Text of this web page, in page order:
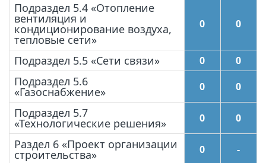
Подраздел 5.4 «Отопление
вентиляция и
кондиционирование воздуха,
тепловые сети»
0 0
Подраздел 5.5 «Сети связи» 0 0
Подраздел 5.6
«Газоснабжение» 0 0
Подраздел 5.7
«Технологические решения» 0 0
Раздел 6 «Проект организации
строительства» 0 -